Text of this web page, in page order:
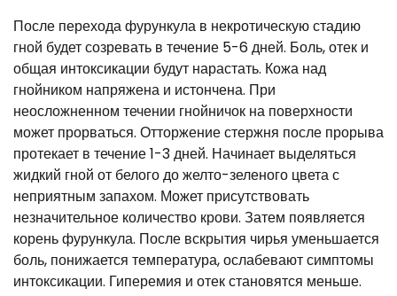
После перехода фурункула в некротическую стадию
гной будет созревать в течение 5-6 дней. Боль, отек и
общая интоксикации будут нарастать. Кожа над
гнойником напряжена и истончена. При
неосложненном течении гнойничок на поверхности
может прорваться. Отторжение стержня после прорыва
протекает в течение 1-3 дней. Начинает выделяться
жидкий гной от белого до желто-зеленого цвета с
неприятным запахом. Может присутствовать
незначительное количество крови. Затем появляется
корень фурункула. После вскрытия чирья уменьшается
боль, понижается температура, ослабевают симптомы
интоксикации. Гиперемия и отек становятся меньше.